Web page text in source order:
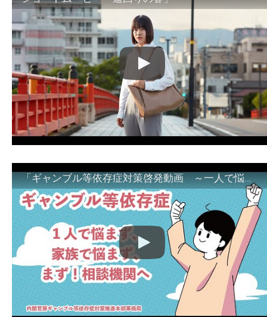
「ギャンブル等依存症対策啓発動画 ～一人で悩まず、家族で悩まず、まず！相談機関へ～」